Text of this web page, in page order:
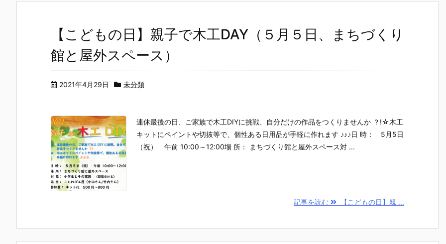
【こどもの日】親子で木工DAY（５月５日、まちづくり
館と屋外スペース）
2021年4月29日 未分類
連休最後の日、ご家族で木工DIYに挑戦、自分だけの作品をつくりませんか ？!☆木工
キットにペイントや切抜等で、個性ある日用品が手軽に作れます ♪♪♪日 時： 5月5日
（祝） 午前 10:00～12:00場 所： まちづくり館と屋外スペース対 ...
記事を読む 【こどもの日】親 ...